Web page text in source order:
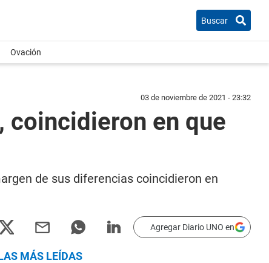
Buscar
Ovación
03 de noviembre de 2021 - 23:32
coincidieron en que
de sus diferencias coincidieron en
Agregar Diario UNO en
MÁS LEÍDAS